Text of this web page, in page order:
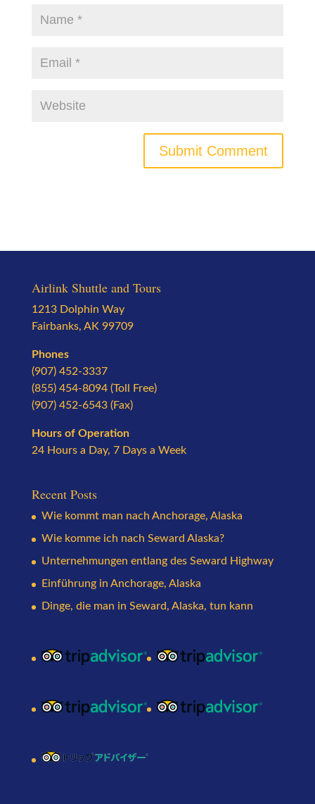
Airlink Shuttle and Tours
1213 Dolphin Way
Fairbanks, AK 99709
Phones
(907) 452-3337
(855) 454-8094 (Toll Free)
(907) 452-6543 (Fax)
Hours of Operation
24 Hours a Day, 7 Days a Week
Recent Posts
Wie kommt man nach Anchorage, Alaska
Wie komme ich nach Seward Alaska?
Unternehmungen entlang des Seward Highway
Einführung in Anchorage, Alaska
Dinge, die man in Seward, Alaska, tun kann